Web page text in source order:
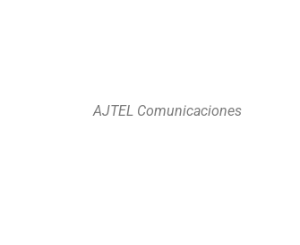
AJTEL Comunicaciones